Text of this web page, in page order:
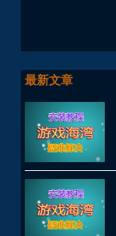
最新文章